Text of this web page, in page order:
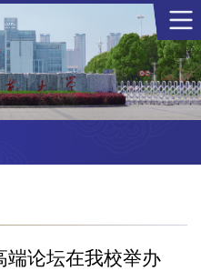
端论坛在我校举办